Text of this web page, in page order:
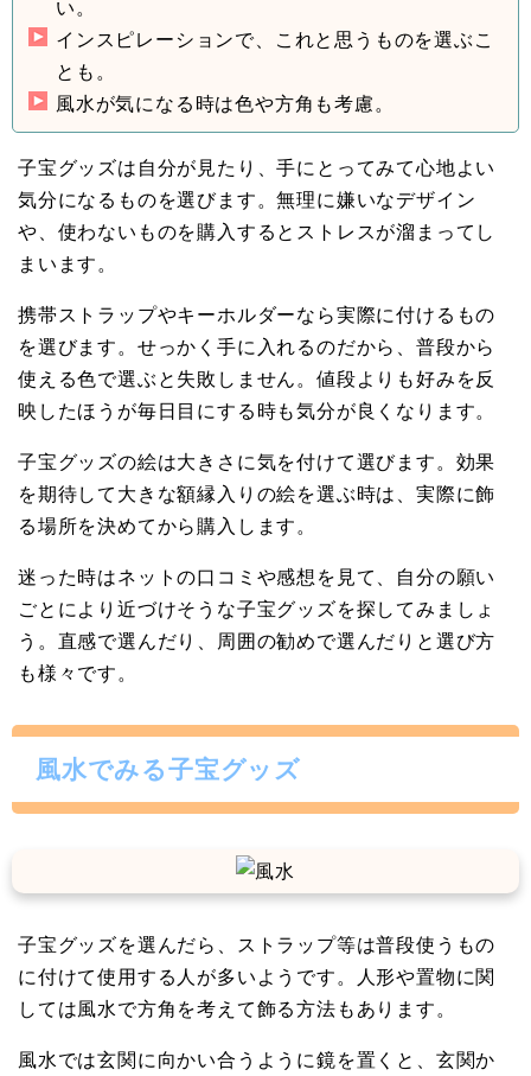
い。
インスピレーションで、これと思うものを選ぶこ
とも。
風水が気になる時は色や方角も考慮。
子宝グッズは自分が見たり、手にとってみて心地よい
気分になるものを選びます。無理に嫌いなデザイン
や、使わないものを購入するとストレスが溜まってし
まいます。
携帯ストラップやキーホルダーなら実際に付けるもの
を選びます。せっかく手に入れるのだから、普段から
使える色で選ぶと失敗しません。値段よりも好みを反
映したほうが毎日目にする時も気分が良くなります。
子宝グッズの絵は大きさに気を付けて選びます。効果
を期待して大きな額縁入りの絵を選ぶ時は、実際に飾
る場所を決めてから購入します。
迷った時はネットの口コミや感想を見て、自分の願い
ごとにより近づけそうな子宝グッズを探してみましょ
う。直感で選んだり、周囲の勧めで選んだりと選び方
も様々です。
風水でみる子宝グッズ
子宝グッズを選んだら、ストラップ等は普段使うもの
に付けて使用する人が多いようです。人形や置物に関
しては風水で方角を考えて飾る方法もあります。
風水では玄関に向かい合うように鏡を置くと、玄関か